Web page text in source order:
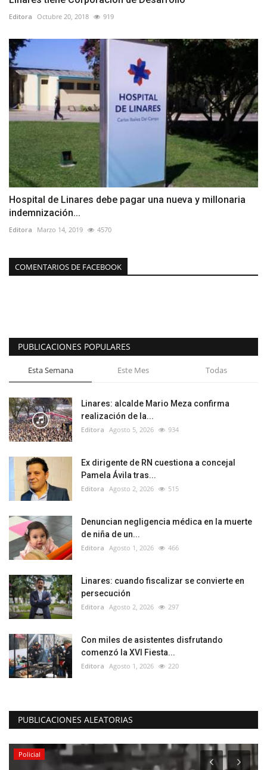
Editora Octubre 20, 2018 919
Hospital de Linares debe pagar una nueva y millonaria
indemnización...
Editora Marzo 14, 2019 4570
COMENTARIOS DE FACEBOOK
PUBLICACIONES POPULARES
Esta Semana Este Mes Todas
Linares: alcalde Mario Meza confirma
realización de la...
Editora Agosto 5, 2026 934
Ex dirigente de RN cuestiona a concejal
Pamela Ávila tras...
Editora Agosto 2, 2026 515
Denuncian negligencia médica en la muerte
de niña de un...
Editora Agosto 1, 2026 466
Linares: cuando fiscalizar se convierte en
persecución
Editora Agosto 2, 2026 297
Con miles de asistentes disfrutando
comenzó la XVI Fiesta...
Editora Agosto 1, 2026 220
PUBLICACIONES ALEATORIAS
Policial